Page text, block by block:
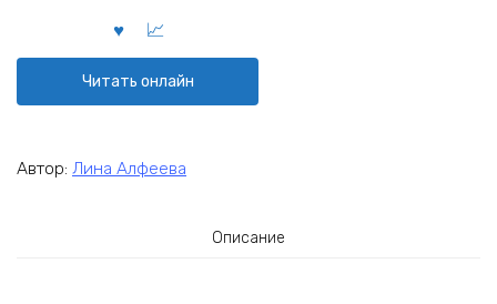
Читать онлайн
Автор: Лина Алфеева
Описание